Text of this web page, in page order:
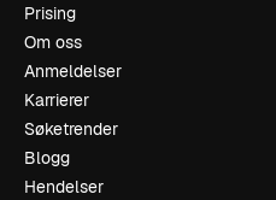
Prising
Om oss
Anmeldelser
Karrierer
Søketrender
Blogg
Hendelser